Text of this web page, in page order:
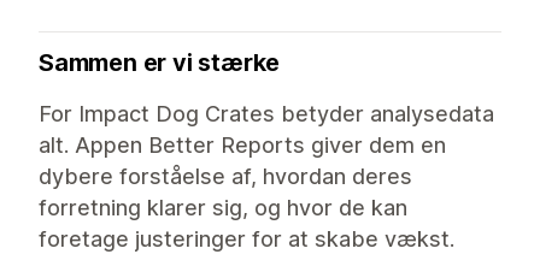
Sammen er vi stærke
For Impact Dog Crates betyder analysedata
alt. Appen Better Reports giver dem en
dybere forståelse af, hvordan deres
forretning klarer sig, og hvor de kan
foretage justeringer for at skabe vækst.